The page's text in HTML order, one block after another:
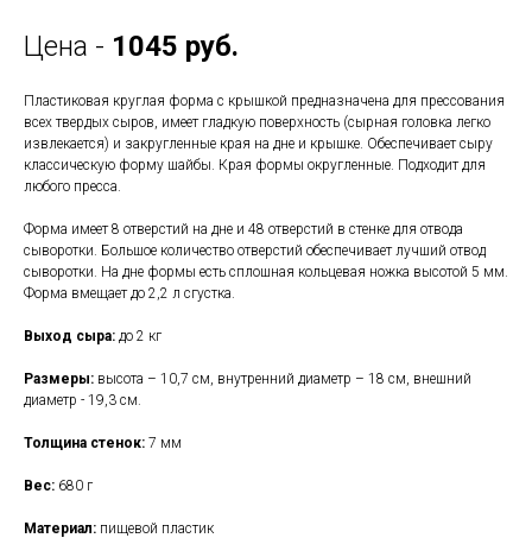
Цена - 1045 руб.
Пластиковая круглая форма с крышкой предназначена для прессования
всех твердых сыров, имеет гладкую поверхность (сырная головка легко
извлекается) и закругленные края на дне и крышке. Обеспечивает сыру
классическую форму шайбы. Края формы округленные. Подходит для
любого пресса.
Форма имеет 8 отверстий на дне и 48 отверстий в стенке для отвода
сыворотки. Большое количество отверстий обеспечивает лучший отвод
сыворотки. На дне формы есть сплошная кольцевая ножка высотой 5 мм.
Форма вмещает до 2,2 л сгустка.
Выход сыра: до 2 кг
Размеры: высота – 10,7 см, внутренний диаметр – 18 см, внешний
диаметр - 19,3 см.
Толщина стенок: 7 мм
Вес: 680 г
Материал: пищевой пластик